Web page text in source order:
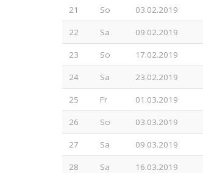
21 So 03.02.2019
22 Sa 09.02.2019
23 So 17.02.2019
24 Sa 23.02.2019
25 Fr 01.03.2019
26 So 03.03.2019
27 Sa 09.03.2019
28 Sa 16.03.2019